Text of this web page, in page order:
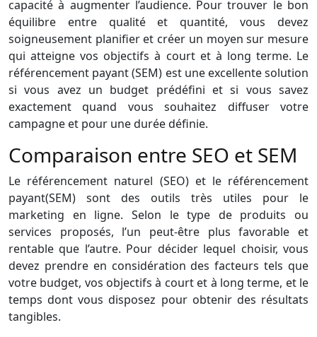
capacité à augmenter l’audience. Pour trouver le bon
équilibre entre qualité et quantité, vous devez
soigneusement planifier et créer un moyen sur mesure
qui atteigne vos objectifs à court et à long terme. Le
référencement payant (SEM) est une excellente solution
si vous avez un budget prédéfini et si vous savez
exactement quand vous souhaitez diffuser votre
campagne et pour une durée définie.
Comparaison entre SEO et SEM
Le référencement naturel (SEO) et le référencement
payant(SEM) sont des outils très utiles pour le
marketing en ligne. Selon le type de produits ou
services proposés, l’un peut-être plus favorable et
rentable que l’autre. Pour décider lequel choisir, vous
devez prendre en considération des facteurs tels que
votre budget, vos objectifs à court et à long terme, et le
temps dont vous disposez pour obtenir des résultats
tangibles.